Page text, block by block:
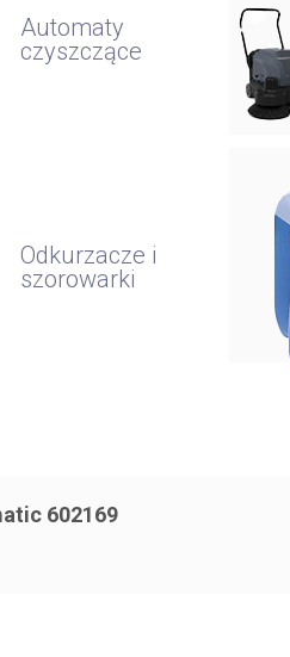
Automaty
czyszczące
Odkurzacze i
szorowarki
602169